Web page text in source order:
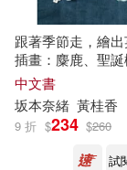
Hillary(2)
Open
Wenny
Naxos(5)
中國水利水
商務印書館
適合平板
其他 (可複選)
跟著季節走，繪
插畫：麋鹿、聖
糖，聖誕節到囉!猜
師帽又是什麼節呢?
中文書
坂本奈緒 黃桂香
9 折 $234 $260
試